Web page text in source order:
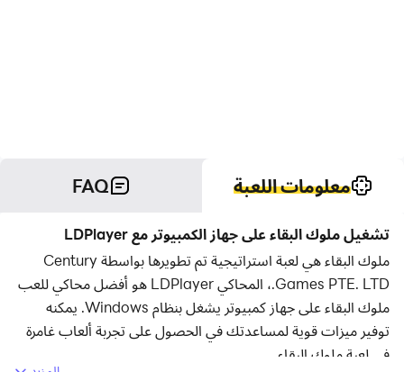
معلومات اللعبة FAQ
تشغيل ملوك البقاء على جهاز الكمبيوتر مع LDPlayer
ملوك البقاء هي لعبة استراتيجية تم تطويرها بواسطة Century
Games PTE. LTD.، المحاكي LDPlayer هو أفضل محاكي للعب
ملوك البقاء على جهاز كمبيوتر يشغل بنظام Windows. يمكنه
توفير ميزات قوية لمساعدتك في الحصول على تجربة ألعاب غامرة
في لعبة ملوك البقاء.